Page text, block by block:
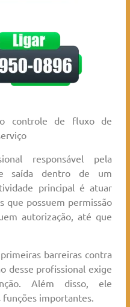
controle de fluxo de
responsável pela
saída dentro de um
principal é atuar
que possuem permissão
autorização, até que
barreiras contra
desse profissional exige
Além disso, ele
funções importantes.